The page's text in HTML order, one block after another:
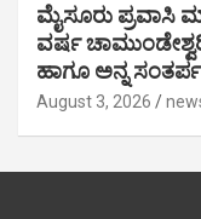
ಮೈಸೂರು ಪ್ರವಾಸಿ
ವರ್ಷ
ಹಾಗೂ ಅನ್ನ
August 3, 2026